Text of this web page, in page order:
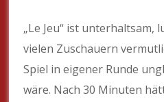
„Le Jeu“ ist unterhaltsam,
vielen Zuschauern
Spiel in eigener Runde
wäre. Nach 30 Minuten